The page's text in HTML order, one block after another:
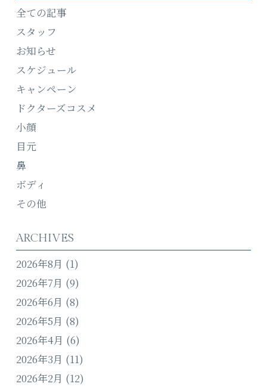
全ての記事
スタッフ
お知らせ
スケジュール
キャンペーン
ドクターズコスメ
小顔
目元
鼻
ボディ
その他
ARCHIVES
2026年8月 (1)
2026年7月 (9)
2026年6月 (8)
2026年5月 (8)
2026年4月 (6)
2026年3月 (11)
2026年2月 (12)